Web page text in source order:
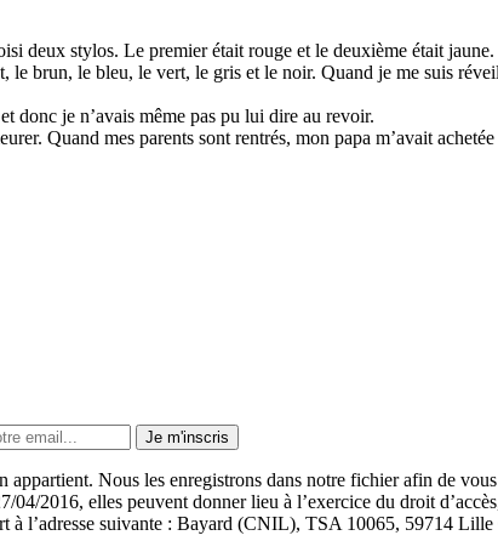
deux stylos. Le premier était rouge et le deuxième était
le brun, le bleu, le vert, le gris et le noir. Quand je me suis
donc je n’avais même pas pu lui dire au revoir.
Quand mes parents sont rentrés, mon papa m’avait
Je m'inscris
Nous les enregistrons dans notre fichier afin de
2016, elles peuvent donner lieu à l’exercice du droit
à l’adresse suivante : Bayard (CNIL), TSA 10065, 59714